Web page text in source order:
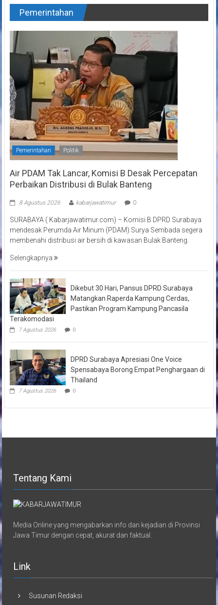
Pemerintahan
Pemerintahan Politik
Air PDAM Tak Lancar, Komisi B Desak Percepatan
Perbaikan Distribusi di Bulak Banteng
8 Agustus 2026 kabarjawatimur 0
SURABAYA ( Kabarjawatimur.com) – Komisi B DPRD Surabaya
mendesak Perumda Air Minum (PDAM) Surya Sembada segera
membenahi distribusi air bersih di kawasan Bulak Banteng.
Selengkapnya
Dikebut 30 Hari, Pansus DPRD Surabaya
Matangkan Raperda Kampung Cerdas,
Pastikan Program Kampung Pancasila
Terakomodasi
7 Agustus 2026 0
DPRD Surabaya Apresiasi One Voice
Spensabaya Borong Empat Penghargaan di
Thailand
7 Agustus 2026 0
Tentang Kami
Media Online yang mengabarkan info dan kejadian di Provinsi
Jawa Timur dengan cepat, akurat dan faktual.
Link
Susunan Redaksi